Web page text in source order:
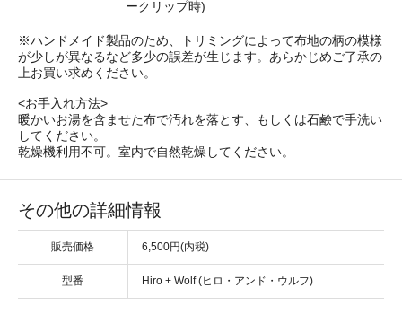
ークリップ時)
※ハンドメイド製品のため、トリミングによって布地の柄の模様
が少しが異なるなど多少の誤差が生じます。あらかじめご了承の
上お買い求めください。
<お手入れ方法>
暖かいお湯を含ませた布で汚れを落とす、もしくは石鹸で手洗い
してください。
乾燥機利用不可。室内で自然乾燥してください。
その他の詳細情報
販売価格 6,500円(内税)
型番 Hiro + Wolf (ヒロ・アンド・ウルフ)